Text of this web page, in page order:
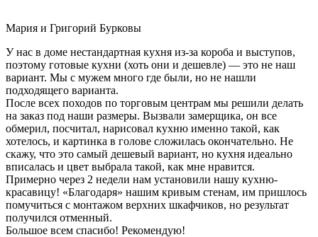
Мария и Григорий Бурковы
У нас в доме нестандартная кухня из-за короба и выступов,
поэтому готовые кухни (хоть они и дешевле) — это не наш
вариант. Мы с мужем много где были, но не нашли
подходящего варианта.
После всех походов по торговым центрам мы решили делать
на заказ под наши размеры. Вызвали замерщика, он все
обмерил, посчитал, нарисовал кухню именно такой, как
хотелось, и картинка в голове сложилась окончательно. Не
скажу, что это самый дешевый вариант, но кухня идеально
вписалась и цвет выбрала такой, как мне нравится.
Примерно через 2 недели нам установили нашу кухню-
красавицу! «Благодаря» нашим кривым стенам, им пришлось
помучиться с монтажом верхних шкафчиков, но результат
получился отменный.
Большое всем спасибо! Рекомендую!